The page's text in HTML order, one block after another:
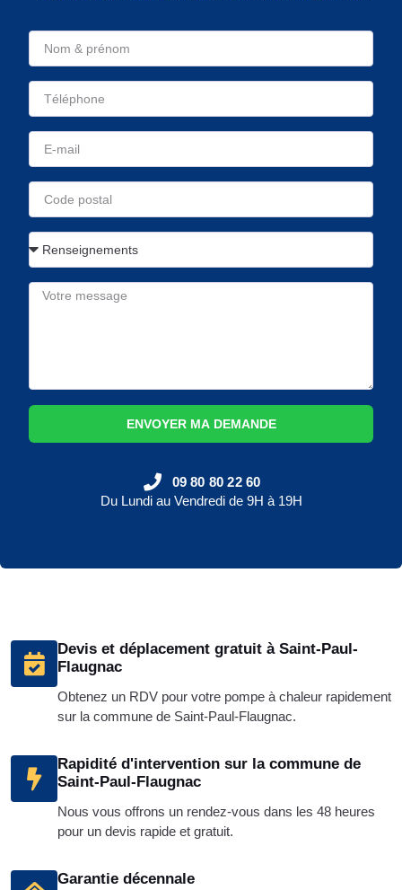
Devis et déplacement gratuit à Saint-Paul-
Flaugnac
Obtenez un RDV pour votre pompe à chaleur rapidement
sur la commune de Saint-Paul-Flaugnac.
Rapidité d'intervention sur la commune de
Saint-Paul-Flaugnac
Nous vous offrons un rendez-vous dans les 48 heures
pour un devis rapide et gratuit.
Garantie décennale
ENVOYER MA DEMANDE
09 80 80 22 60
Du Lundi au Vendredi de 9H à 19H